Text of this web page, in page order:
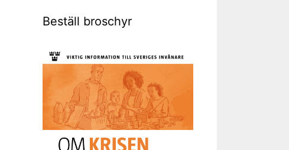
Beställ broschyr